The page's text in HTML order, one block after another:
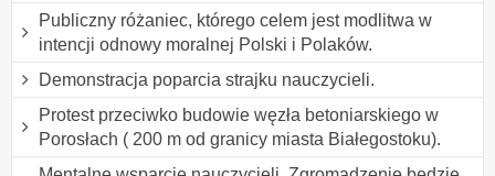
Publiczny różaniec, którego celem jest modlitwa w
intencji odnowy moralnej Polski i Polaków.
Demonstracja poparcia strajku nauczycieli.
Protest przeciwko budowie węzła betoniarskiego w
Porosłach ( 200 m od granicy miasta Białegostoku).